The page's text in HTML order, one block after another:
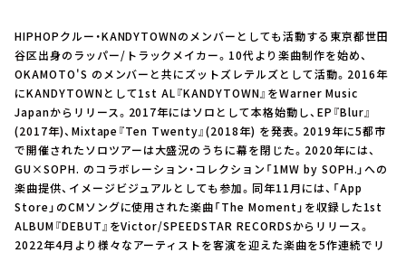
今日の番組表
週間番組表
トピックス
TBS Podcast
お知らせ
イベント・グッズ
YouTube
会社情報
HIPHOPクルー・KANDYTOWNのメンバーとしても活動する東京都世田
谷区出身のラッパー/トラックメイカー。10代より楽曲制作を始め、
OKAMOTO'S のメンバーと共にズットズレテルズとして活動。2016年
にKANDYTOWNとして1st AL『KANDYTOWN』をWarner Music
Japanからリリース。2017年にはソロとして本格始動し、EP『Blur』
(2017年)、Mixtape『Ten Twenty』(2018年) を発表。2019年に5都市
で開催されたソロツアーは大盛況のうちに幕を閉じた。2020年には、
GU×SOPH. のコラボレーション・コレクション「1MW by SOPH.」への
楽曲提供、イメージビジュアルとしても参加。同年11月には、「App
Store」のCMソングに使用された楽曲「The Moment」を収録した1st
ALBUM『DEBUT』をVictor/SPEEDSTAR RECORDSからリリース。
2022年4月より様々なアーティストを客演を迎えた楽曲を5作連続でリ